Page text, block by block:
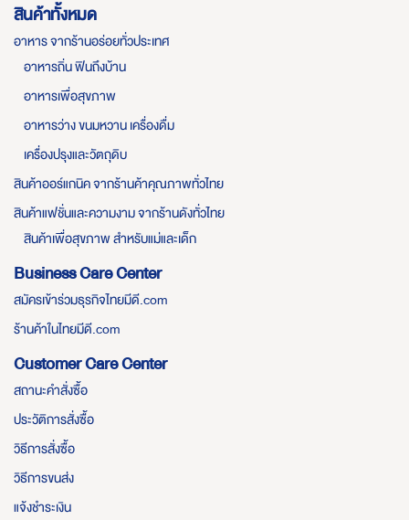
สินค้าทั้งหมด
อาหาร จากร้านอร่อยทั่วประเทศ
อาหารถิ่น ฟินถึงบ้าน
อาหารเพื่อสุขภาพ
อาหารว่าง ขนมหวาน เครื่องดื่ม
เครื่องปรุงและวัตถุดิบ
สินค้าออร์แกนิค จากร้านค้าคุณภาพทั่วไทย
สินค้าแฟชั่นและความงาม จากร้านดังทั่วไทย
สินค้าเพื่อสุขภาพ สำหรับแม่และเด็ก
Business Care Center
สมัครเข้าร่วมธุรกิจไทยมีดี.com
ร้านค้าในไทยมีดี.com
Customer Care Center
สถานะคำสั่งซื้อ
ประวัติการสั่งซื้อ
วิธีการสั่งซื้อ
วิธีการขนส่ง
แจ้งชำระเงิน